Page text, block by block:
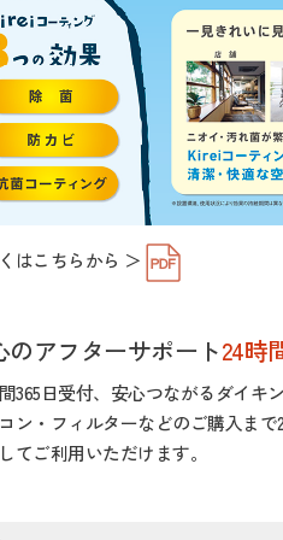
はこちらから ＞
のアフターサポート24時
365日受付、安心つながるダイキ
ン・フィルターなどのご購入まで
てご利用いただけます。